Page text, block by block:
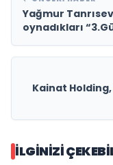
Yağmur
oynadıkları
Kainat Holding,
İLGINIZI